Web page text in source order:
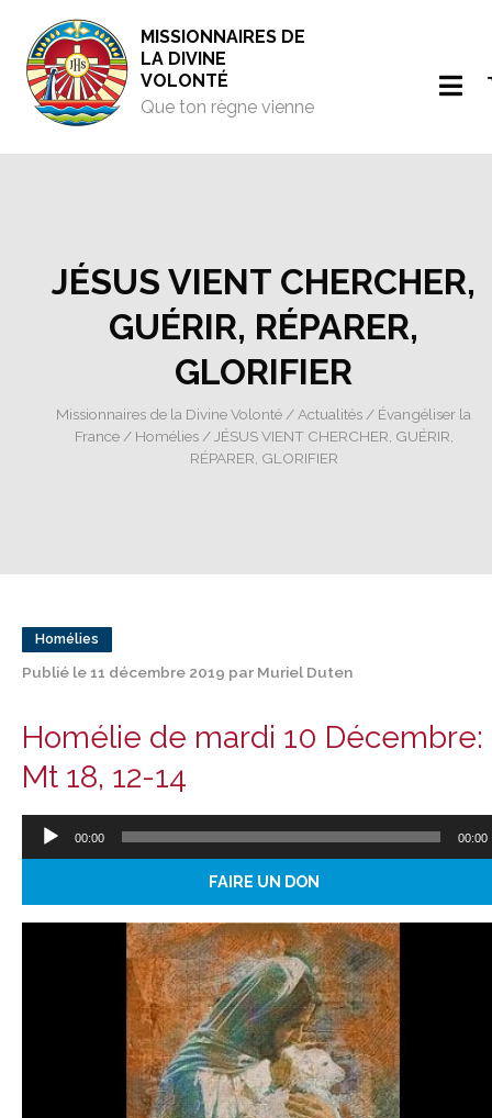
MISSIONNAIRES DE
LA DIVINE
VOLONTÉ
Que ton règne vienne
JÉSUS VIENT CHERCHER,
GUÉRIR, RÉPARER,
GLORIFIER
Missionnaires de la Divine Volonté / Actualités / Évangéliser la
France/ Homélies/ JÉSUS VIENT CHERCHER, GUÉRIR,
RÉPARER, GLORIFIER
Homélies
Publié le 11 décembre 2019 par Muriel Duten
Homélie de mardi 10 Décembre:
Mt 18, 12-14
Lecteur
audio
00:00 00:00
FAIRE UN DON